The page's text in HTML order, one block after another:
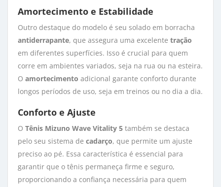
Amortecimento e Estabilidade
Outro destaque do modelo é seu solado em borracha
antiderrapante, que assegura uma excelente tração
em diferentes superfícies. Isso é crucial para quem
corre em ambientes variados, seja na rua ou na esteira.
O amortecimento adicional garante conforto durante
longos períodos de uso, seja em treinos ou no dia a dia.
Conforto e Ajuste
O Tênis Mizuno Wave Vitality 5 também se destaca
pelo seu sistema de cadarço, que permite um ajuste
preciso ao pé. Essa característica é essencial para
garantir que o tênis permaneça firme e seguro,
proporcionando a confiança necessária para quem